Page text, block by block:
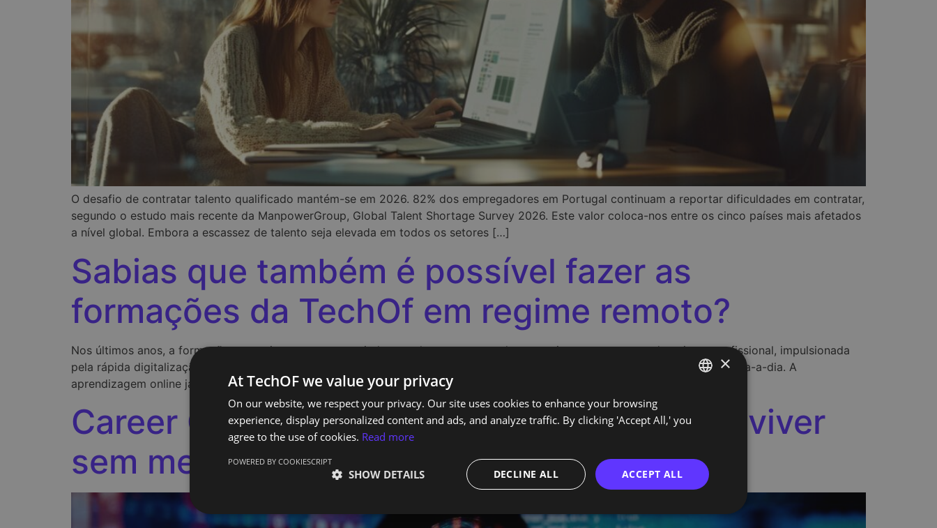
O desafio de contratar talento qualificado mantém-se em 2026. 82% dos empregadores em Portugal continuam a reportar dificuldades em contratar,
segundo o estudo mais recente da ManpowerGroup, Global Talent Shortage Survey 2026. Este valor coloca-nos entre os cinco países mais afetados
a nível global. Embora a escassez de talento seja elevada em todos os setores […]
Sabias que também é possível fazer as
formações da TechOf em regime remoto?
Nos últimos anos, a formação em regime remoto tem vindo a ganhar um peso cada vez maior no panorama educativo e profissional, impulsionada
pela rápida digitalização dos métodos de ensino e pela procura de soluções mais flexíveis que se adaptem às exigências do dia-a-dia. A
aprendizagem online já não é apenas uma alternativa ao ensino […]
Career Cushioning: preparar o futuro para viver
sem medo dele
ENGLISH
×
At TechOF we value your privacy
On our website, we respect your privacy. Our site uses cookies to enhance your browsing
experience, display personalized content and ads, and analyze traffic. By clicking 'Accept All,' you
agree to the use of cookies. Read more
ACCEPT ALL
DECLINE ALL
SHOW DETAILS
POWERED BY COOKIESCRIPT